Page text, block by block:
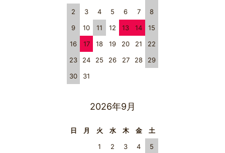
2
3 4 5 6 7
8
9
10 11 12 13 14
15
16
17 18 19 20 21
22
23
24 25 26 27 28
29
30
31
2026年9月
日 月 火 水 木 金
土
1
2 3 4
5